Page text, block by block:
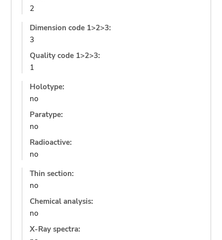
2
Dimension code 1>2>3:
3
Quality code 1>2>3:
1
Holotype:
no
Paratype:
no
Radioactive:
no
Thin section:
no
Chemical analysis:
no
X-Ray spectra: